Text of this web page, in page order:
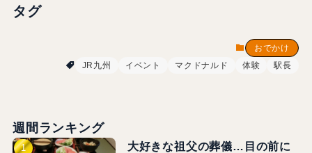
タグ
おでかけ
JR九州
イベント マクドナルド 体験 駅長
週間ランキング
大好きな祖父の葬儀…目の前に